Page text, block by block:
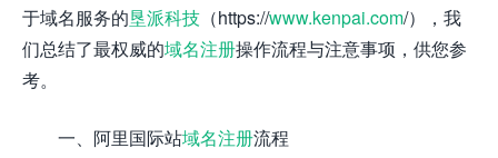
于域名服务的垦派科技 （https://www.kenpai.com/），我
们总结了最权威的域名注册操作流程与注意事项，供您参
考。
一、阿里国际站域名注册流程